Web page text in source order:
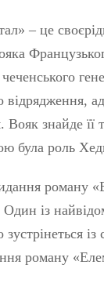
– це
знайде
була роль
роману
із
зустрінеться
роману